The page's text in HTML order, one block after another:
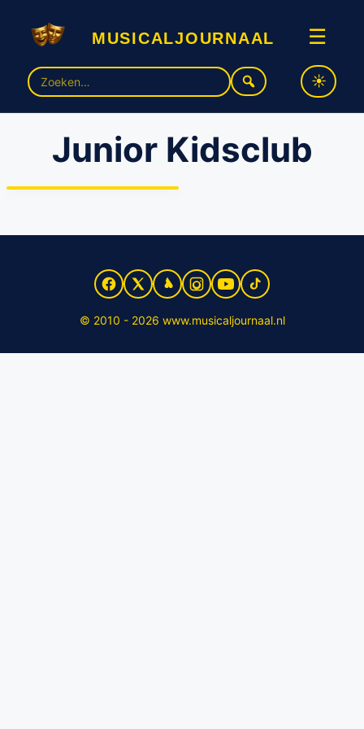
musicaljournaal ☰
Zoek
naar:
Junior Kidsclub
Kinderen stralen op eerste
Junior Sing-along van Van
© 2010 - 2026 www.musicaljournaal.nl